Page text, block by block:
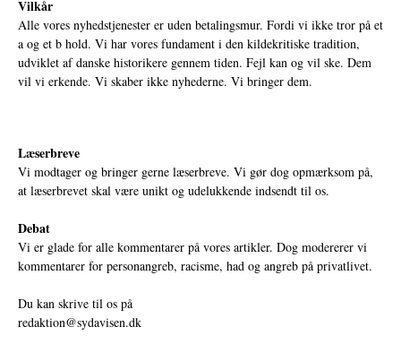
Vilkår
Alle vores nyhedstjenester er uden betalingsmur. Fordi vi ikke tror på et
a og et b hold. Vi har vores fundament i den kildekritiske tradition,
udviklet af danske historikere gennem tiden. Fejl kan og vil ske. Dem
vil vi erkende. Vi skaber ikke nyhederne. Vi bringer dem.
Læserbreve
Vi modtager og bringer gerne læserbreve. Vi gør dog opmærksom på,
at læserbrevet skal være unikt og udelukkende indsendt til os.
Debat
Vi er glade for alle kommentarer på vores artikler. Dog modererer vi
kommentarer for personangreb, racisme, had og angreb på privatlivet.
Du kan skrive til os på
redaktion@sydavisen.dk